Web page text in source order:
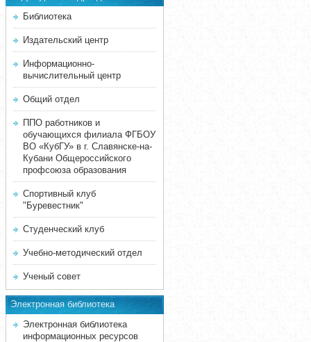
Библиотека
Издательский центр
Информационно-
вычислительный центр
Общий отдел
ППО работников и
обучающихся филиала ФГБОУ
ВО «КубГУ» в г. Славянске-на-
Кубани Общероссийского
профсоюза образования
Спортивный клуб
"Буревестник"
Студенческий клуб
Учебно-методический отдел
Ученый совет
Электронная библиотека
Электронная библиотека
информационных ресурсов